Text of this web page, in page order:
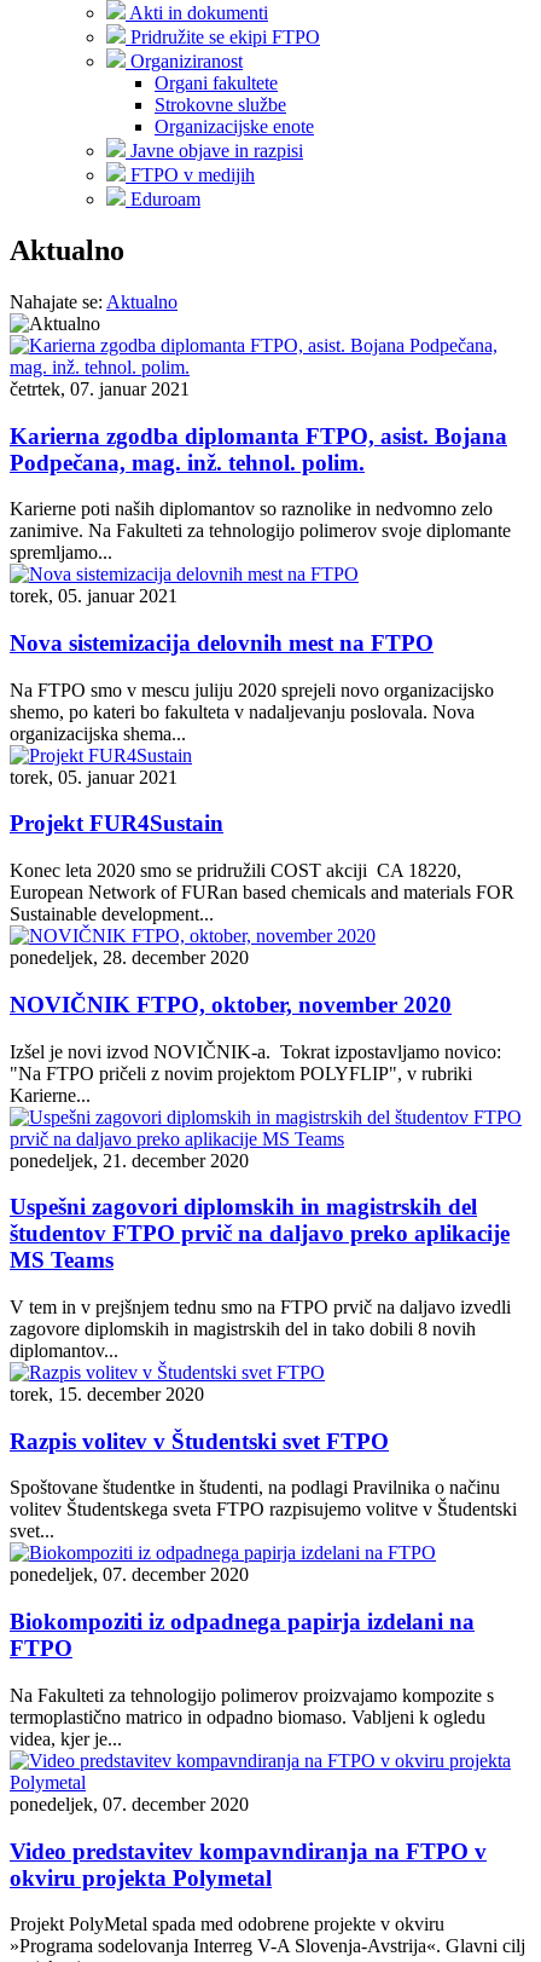
Akti in dokumenti
Pridružite se ekipi FTPO
Organiziranost
Organi fakultete
Strokovne službe
Organizacijske enote
Javne objave in razpisi
FTPO v medijih
Eduroam
Aktualno
Nahajate se: Aktualno
četrtek, 07. januar 2021
Karierna zgodba diplomanta FTPO, asist. Bojana
Podpečana, mag. inž. tehnol. polim.
Karierne poti naših diplomantov so raznolike in nedvomno zelo
zanimive. Na Fakulteti za tehnologijo polimerov svoje diplomante
spremljamo...
torek, 05. januar 2021
Nova sistemizacija delovnih mest na FTPO
Na FTPO smo v mescu juliju 2020 sprejeli novo organizacijsko
shemo, po kateri bo fakulteta v nadaljevanju poslovala. Nova
organizacijska shema...
torek, 05. januar 2021
Projekt FUR4Sustain
Konec leta 2020 smo se pridružili COST akciji CA 18220,
European Network of FURan based chemicals and materials FOR
Sustainable development...
ponedeljek, 28. december 2020
NOVIČNIK FTPO, oktober, november 2020
Izšel je novi izvod NOVIČNIK-a. Tokrat izpostavljamo novico:
"Na FTPO pričeli z novim projektom POLYFLIP", v rubriki
Karierne...
ponedeljek, 21. december 2020
Uspešni zagovori diplomskih in magistrskih del
študentov FTPO prvič na daljavo preko aplikacije
MS Teams
V tem in v prejšnjem tednu smo na FTPO prvič na daljavo izvedli
zagovore diplomskih in magistrskih del in tako dobili 8 novih
diplomantov...
torek, 15. december 2020
Razpis volitev v Študentski svet FTPO
Spoštovane študentke in študenti, na podlagi Pravilnika o načinu
volitev Študentskega sveta FTPO razpisujemo volitve v Študentski
svet...
ponedeljek, 07. december 2020
Biokompoziti iz odpadnega papirja izdelani na
FTPO
Na Fakulteti za tehnologijo polimerov proizvajamo kompozite s
termoplastično matrico in odpadno biomaso. Vabljeni k ogledu
videa, kjer je...
ponedeljek, 07. december 2020
Video predstavitev kompavndiranja na FTPO v
okviru projekta Polymetal
Projekt PolyMetal spada med odobrene projekte v okviru
»Programa sodelovanja Interreg V-A Slovenja-Avstrija«. Glavni cilj